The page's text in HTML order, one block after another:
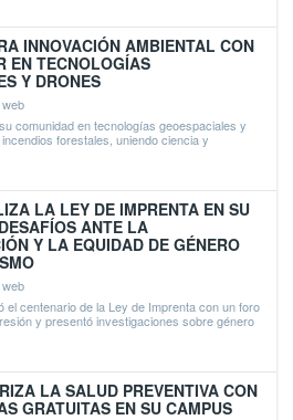
INNOVACIÓN AMBIENTAL CON
EN TECNOLOGÍAS
Y DRONES
comunidad en tecnologías geoespaciales y
forestales, uniendo ciencia y
LA LEY DE IMPRENTA EN SU
ANTE LA
Y LA EQUIDAD DE GÉNERO
el centenario de la Ley de Imprenta con un foro
y presentó investigaciones sobre género
LA SALUD PREVENTIVA CON
GRATUITAS EN SU CAMPUS